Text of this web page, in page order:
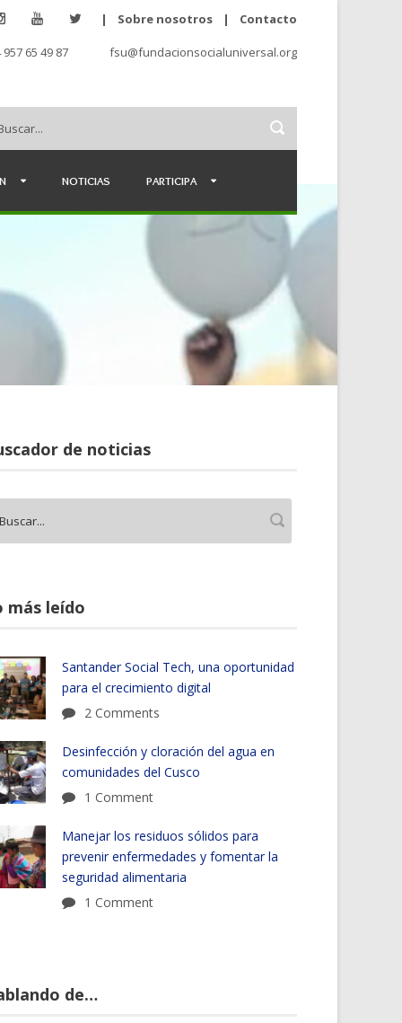
| Sobre nosotros | Contacto
65 49 87 fsu@fundacionsocialuniversal.org
NOTICIAS PARTICIPA
de noticias
más leído
Santander Social Tech, una oportunidad
para el crecimiento digital
2 Comments
Desinfección y cloración del agua en
comunidades del Cusco
1 Comment
Manejar los residuos sólidos para
prevenir enfermedades y fomentar la
seguridad alimentaria
1 Comment
de…